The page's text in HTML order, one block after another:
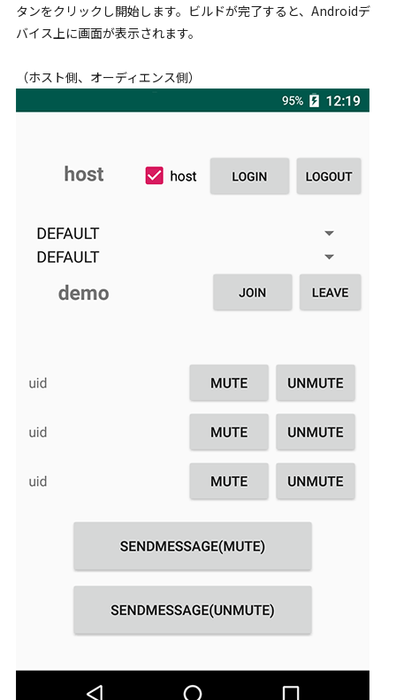
タンをクリックし開始します。ビルドが完了すると、Androidデ
バイス上に画面が表示されます。
（ホスト側、オーディエンス側）